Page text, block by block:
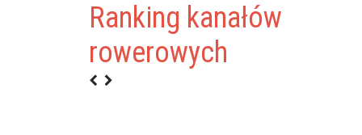
Ranking kanałów
rowerowych